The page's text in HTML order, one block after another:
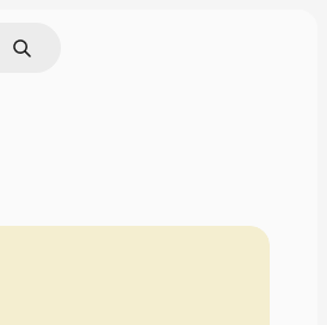
kuvan perusteella
Haku